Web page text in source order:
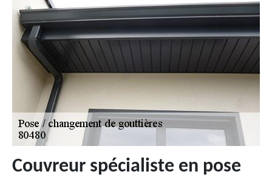
Couvreur spécialiste en pose